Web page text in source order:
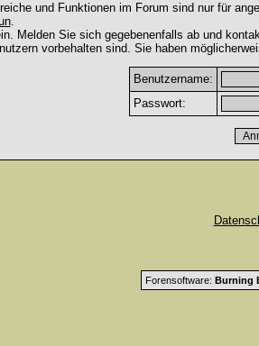
und Funktionen im Forum sind nur für
.
Melden Sie sich gegebenenfalls ab und
vorbehalten sind. Sie haben
Benutzername:
Passwort:
Forensoftware: Burning